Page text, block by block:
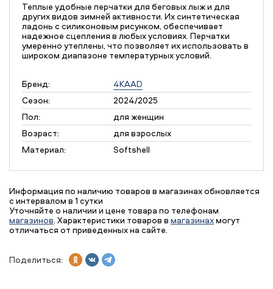
Теплые удобные перчатки для беговых лыж и для
других видов зимней активности. Их синтетическая
ладонь с силиконовым рисунком, обеспечивает
надежное сцепления в любых условиях. Перчатки
умеренно утеплены, что позволяет их использовать в
широком диапазоне температурных условий.
Бренд:
4KAAD
Сезон:
2024/2025
Пол:
для женщин
Возраст:
для взрослых
Материал:
Softshell
Информация по наличию товаров в магазинах обновляется
с интервалом в 1 сутки
Уточняйте о наличии и цене товара по телефонам
магазинов. Характеристики товаров в магазинахмогут
отличаться от приведенных на сайте.
Поделиться: